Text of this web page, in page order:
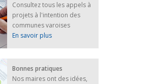
Consultez tous les appels à
projets à l'intention des
communes varoises
En savoir plus
Bonnes pratiques
Nos maires ont des idées,